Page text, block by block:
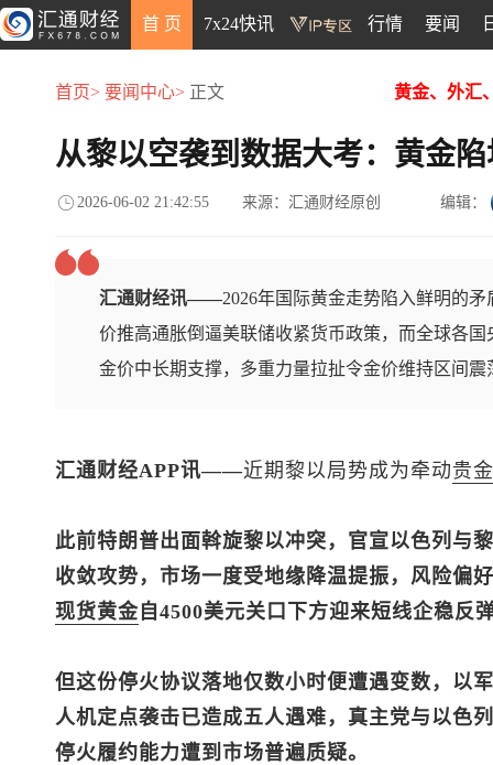
首 页 7x24快讯 行情 要闻
首页> 要闻中心> 正文 黄金、外汇
从黎以空袭到数据大考：黄金
2026-06-02 21:42:55 来源：汇通财经原创 编辑：
汇通财经讯——2026年国际黄金走势陷入鲜明的
价推高通胀倒逼美联储收紧货币政策，而全球各
金价中长期支撑，多重力量拉扯令金价维持区间震
汇通财经APP讯——近期黎以局势成为牵动贵
此前特朗普出面斡旋黎以冲突，官宣以色列与
收敛攻势，市场一度受地缘降温提振，风险偏
现货黄金 自4500美元关口下方迎来短线企稳反
但这份停火协议落地仅数小时便遭遇变数，以
人机定点袭击已造成五人遇难，真主党与以色
停火履约能力遭到市场普遍质疑。